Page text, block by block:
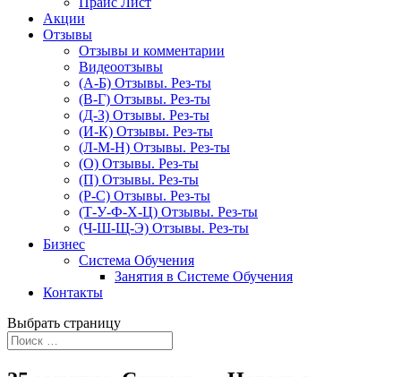
Акции
Отзывы
Отзывы и комментарии
Видеоотзывы
(А-Б) Отзывы. Рез-ты
(В-Г) Отзывы. Рез-ты
(Д-З) Отзывы. Рез-ты
(И-К) Отзывы. Рез-ты
(Л-М-Н) Отзывы. Рез-ты
(О) Отзывы. Рез-ты
(П) Отзывы. Рез-ты
(Р-С) Отзывы. Рез-ты
(Т-У-Ф-Х-Ц) Отзывы. Рез-ты
(Ч-Ш-Щ-Э) Отзывы. Рез-ты
Бизнес
Система Обучения
Занятия в Системе Обучения
Контакты
Выбрать страницу